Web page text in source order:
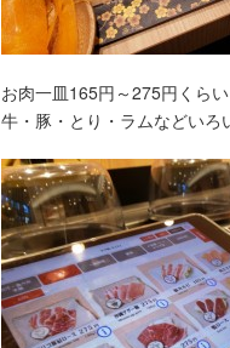
お肉一皿165円～275円くらい
牛・豚・とり・ラムなどいろ